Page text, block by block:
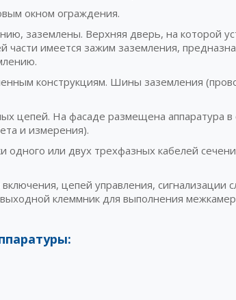
окном ограждения.
заземлены. Верхняя дверь, на которой
имеется зажим заземления,
конструкциям. Шины заземления
цепей. На фасаде размещена аппаратура
и измерения).
или двух трехфазных кабелей
цепей управления, сигнализации
клеммник для выполнения